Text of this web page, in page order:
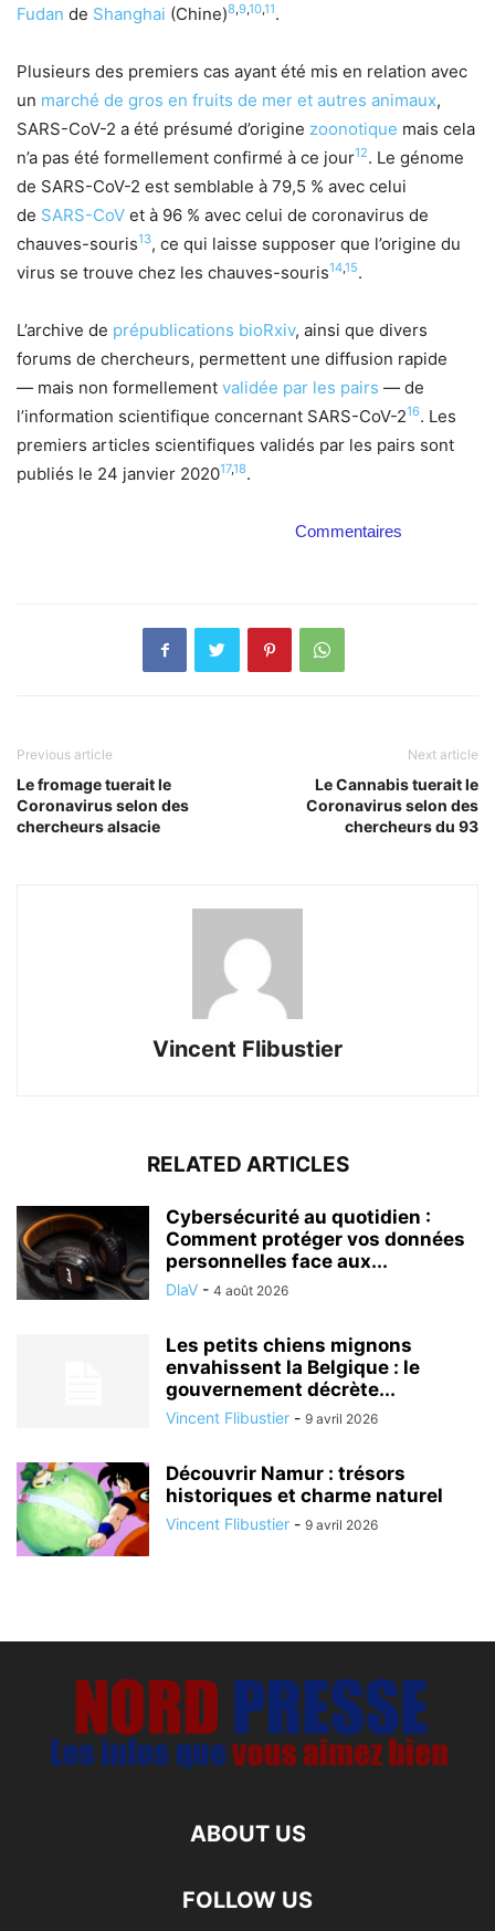
Fudan de Shanghai (Chine)8,9,10,11.
Plusieurs des premiers cas ayant été mis en relation avec
un marché de gros en fruits de mer et autres animaux,
SARS-CoV-2 a été présumé d’origine zoonotique mais cela
n’a pas été formellement confirmé à ce jour12. Le génome
de SARS-CoV-2 est semblable à 79,5 % avec celui
de SARS-CoV et à 96 % avec celui de coronavirus de
chauves-souris13, ce qui laisse supposer que l’origine du
virus se trouve chez les chauves-souris14,15.
L’archive de prépublications bioRxiv, ainsi que divers
forums de chercheurs, permettent une diffusion rapide
— mais non formellement validée par les pairs — de
l’information scientifique concernant SARS-CoV-216. Les
premiers articles scientifiques validés par les pairs sont
publiés le 24 janvier 202017,18.
Commentaires
Previous article
Le fromage tuerait le
Coronavirus selon des
chercheurs alsacie
Next article
Le Cannabis tuerait le
Coronavirus selon des
chercheurs du 93
Vincent Flibustier
RELATED ARTICLES
Cybersécurité au quotidien :
Comment protéger vos données
personnelles face aux...
DlaV - 4 août 2026
Les petits chiens mignons
envahissent la Belgique : le
gouvernement décrète...
Vincent Flibustier - 9 avril 2026
Découvrir Namur : trésors
historiques et charme naturel
Vincent Flibustier - 9 avril 2026
ABOUT US
FOLLOW US